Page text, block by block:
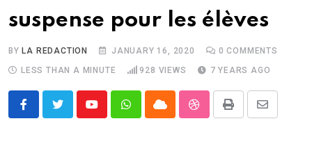
suspense pour les élèves
BYLA REDACTION JANUARY 16, 2020 0 COMMENTS
LESS THAN A MINUTE
928 VIEWS 7 YEARS AGO
YoutubeWhatsappCloud StumbleUpon
Print
Share